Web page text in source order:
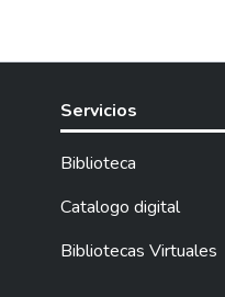
Servicios
Biblioteca
Catalogo digital
Bibliotecas Virtuales